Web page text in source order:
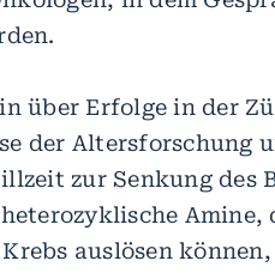
über Erfolge in der
der Altersforschung
zur Senkung des
Amine,
auslösen